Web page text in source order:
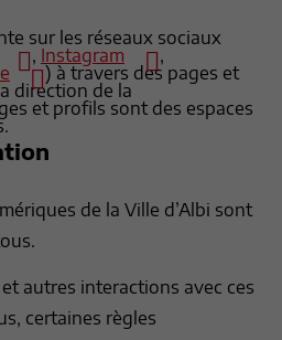
sur les réseaux sociaux
, Instagram
,
) à travers des pages et
direction de la
et profils sont des espaces
de la Ville d’Albi sont
autres interactions avec ces
certaines règles